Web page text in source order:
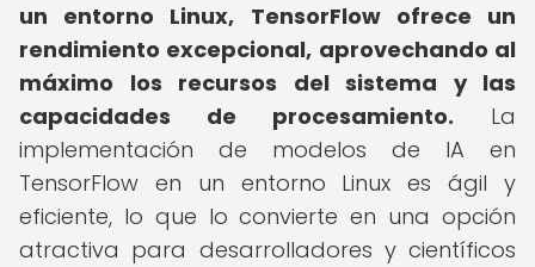
un entorno Linux, TensorFlow ofrece un
rendimiento excepcional, aprovechando al
máximo los recursos del sistema y las
capacidades de procesamiento. La
implementación de modelos de IA en
TensorFlow en un entorno Linux es ágil y
eficiente, lo que lo convierte en una opción
atractiva para desarrolladores y científicos